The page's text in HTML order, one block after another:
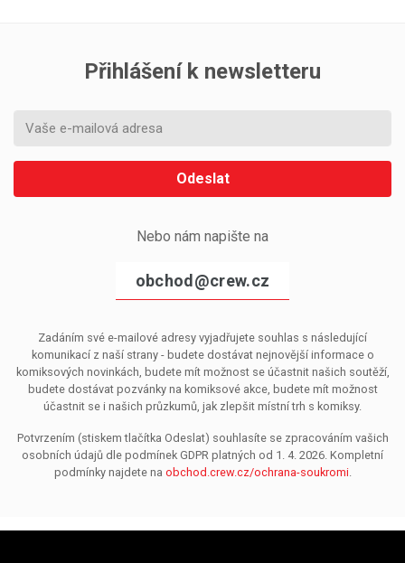
Přihlášení k newsletteru
Odeslat
Nebo nám napište na
obchod@crew.cz
Zadáním své e-mailové adresy vyjadřujete souhlas s následující
komunikací z naší strany - budete dostávat nejnovější informace o
komiksových novinkách, budete mít možnost se účastnit našich soutěží,
budete dostávat pozvánky na komiksové akce, budete mít možnost
účastnit se i našich průzkumů, jak zlepšit místní trh s komiksy.
Potvrzením (stiskem tlačítka Odeslat) souhlasíte se zpracováním vašich
osobních údajů dle podmínek GDPR platných od 1. 4. 2026. Kompletní
podmínky najdete na obchod.crew.cz/ochrana-soukromi.